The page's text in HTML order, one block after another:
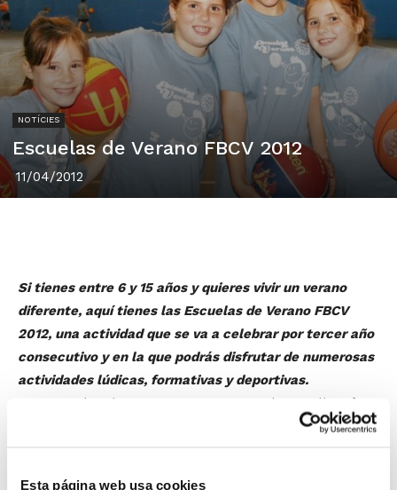
Esta página web usa cookies
NOTÍCIES
Escuelas de Verano FBCV 2012
11/04/2012
Si tienes entre 6 y 15 años y quieres vivir un verano
diferente, aquí tienes las Escuelas de Verano FBCV
2012, una actividad que se va a celebrar por tercer año
consecutivo y en la que podrás disfrutar de numerosas
actividades lúdicas, formativas y deportivas.
Las Escuelas de Verano FBCV 2012 se desarrollan
de
lunes a viernes desde el 25 de junio hasta el 27 de